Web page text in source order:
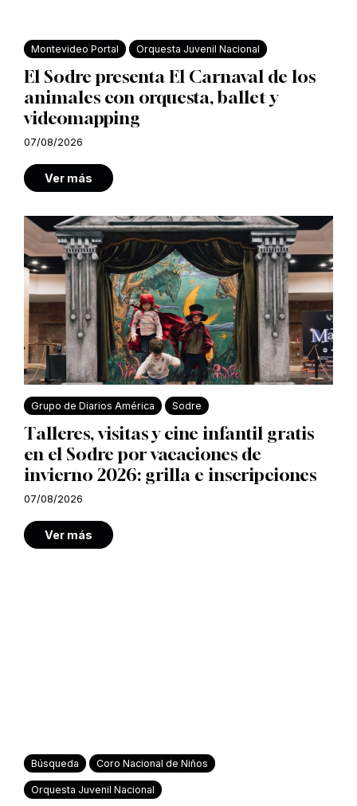
Montevideo Portal Orquesta Juvenil Nacional
El Sodre presenta El Carnaval de los
animales con orquesta, ballet y
videomapping
07/08/2026
Ver más
Grupo de Diarios América Sodre
Talleres, visitas y cine infantil gratis
en el Sodre por vacaciones de
invierno 2026: grilla e inscripciones
07/08/2026
Ver más
Búsqueda Coro Nacional de Niños
Orquesta Juvenil Nacional